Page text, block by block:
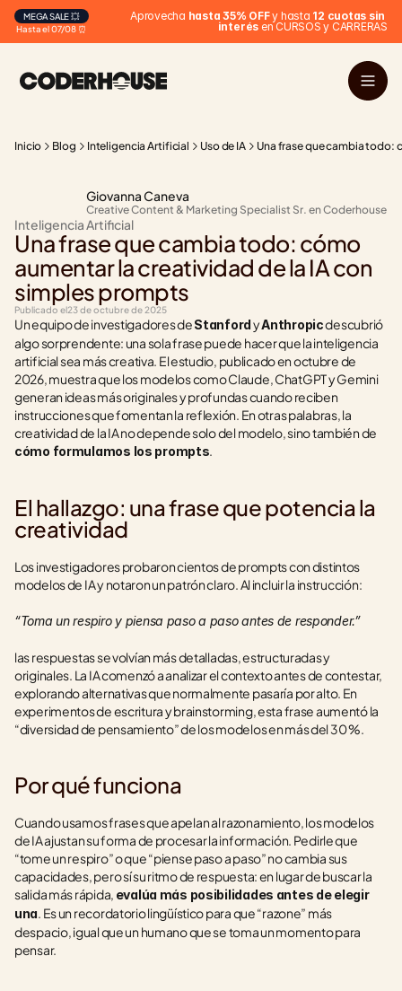
Hasta el 07/08 ⏰
MEGA SALE 💥 Aprovecha hasta 35% OFF y hasta 12 cuotas sin
interés en CURSOS y CARRERAS
Inicio Blog Inteligencia Artificial Uso de IA Una frase que cambia todo:
Giovanna Caneva
Creative Content & Marketing Specialist Sr. en Coderhouse
Inteligencia Artificial
Una frase que cambia todo: cómo
aumentar la creatividad de la IA con
simples prompts
Publicado el23 de octubre de 2025
Un equipo de investigadores de Stanford y Anthropic descubrió
algo sorprendente: una sola frase puede hacer que la inteligencia
artificial sea más creativa. El estudio, publicado en octubre de
2026, muestra que los modelos como Claude, ChatGPT y Gemini
generan ideas más originales y profundas cuando reciben
instrucciones que fomentan la reflexión. En otras palabras, la
cómo formulamos los prompts.
El hallazgo: una frase que potencia la
creatividad
Los investigadores probaron cientos de prompts con distintos
modelos de IA y notaron un patrón claro. Al incluir la instrucción:
“Toma un respiro y piensa paso a paso antes de responder.”
las respuestas se volvían más detalladas, estructuradas y
originales. La IA comenzó a analizar el contexto antes de contestar,
explorando alternativas que normalmente pasaría por alto. En
experimentos de escritura y brainstorming, esta frase aumentó la
“diversidad de pensamiento” de los modelos en más del 30 %.
Por qué funciona
Cuando usamos frases que apelan al razonamiento, los modelos
de IA ajustan su forma de procesar la información. Pedirle que
“tome un respiro” o que “piense paso a paso” no cambia sus
capacidades, pero sí su ritmo de respuesta: en lugar de buscar la
salida más rápida, evalúa más posibilidades antes de elegir
una. Es un recordatorio lingüístico para que “razone” más
despacio, igual que un humano que se toma un momento para
pensar.